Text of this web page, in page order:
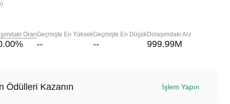
Oran
%
Geçmişte En Yüksek
--
Geçmişte En Düşük
--
Dolaşımdaki Arz
999.99M
Ödülleri Kazanın İşlem Yapın